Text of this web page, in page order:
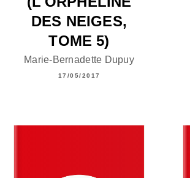
DES NEIGES,
TOME 5)
Marie-Bernadette Dupuy
17/05/2017